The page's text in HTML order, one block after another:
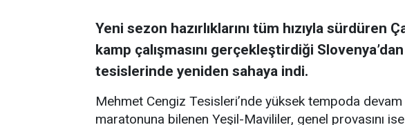
Yeni sezon hazırlıklarını tüm hızıyla sürdüren
kamp çalışmasını gerçekleştirdiği
tesislerinde yeniden sahaya indi.
Mehmet Cengiz Tesisleri’nde yüksek tempoda
maratonuna bilenen Yeşil-Mavililer, genel provasını